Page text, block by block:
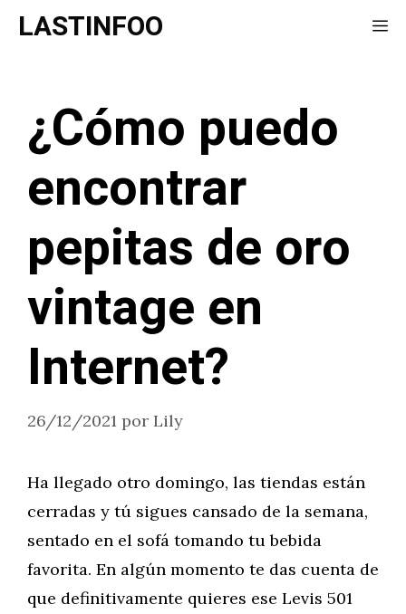
Saltar
LASTINFOO
¿Cómo puedo
encontrar
pepitas de oro
vintage en
Internet?
26/12/2021 por Lily
Ha llegado otro domingo, las tiendas están
cerradas y tú sigues cansado de la semana,
sentado en el sofá tomando tu bebida
favorita. En algún momento te das cuenta de
que definitivamente quieres ese Levis 501